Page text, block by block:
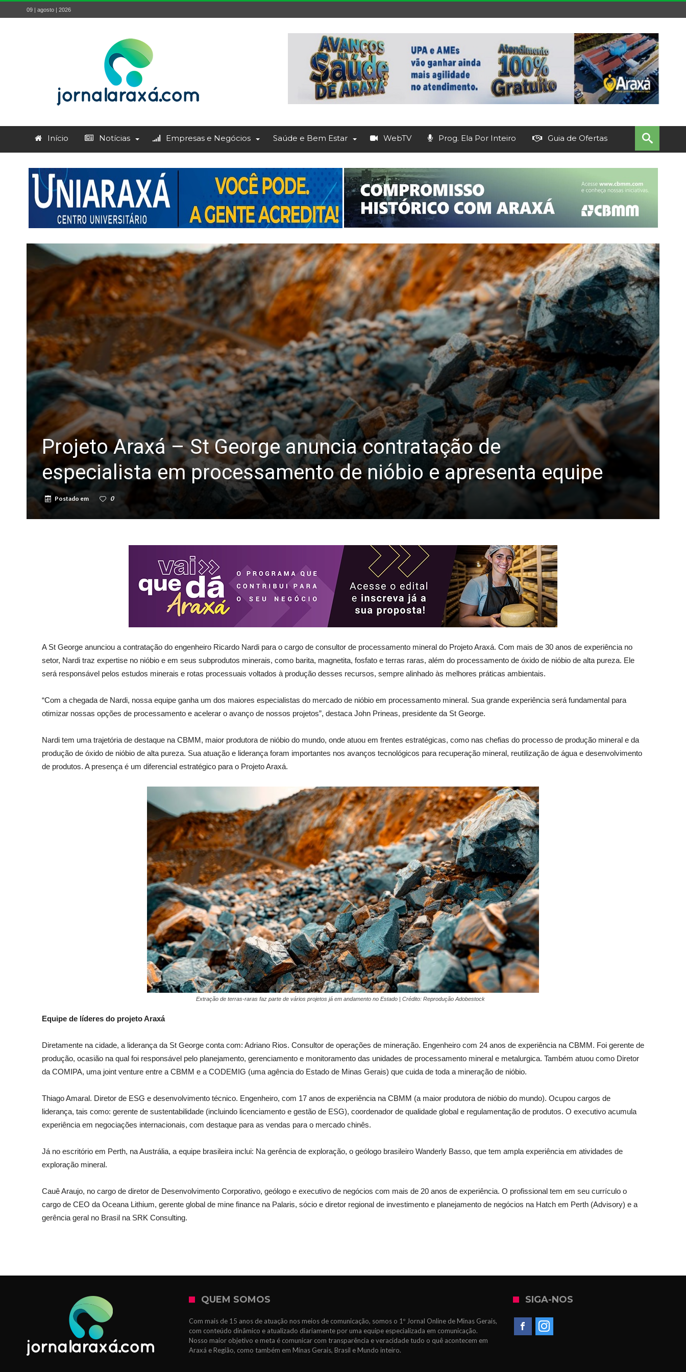
09 | agosto | 2026
Início Notícias Empresas e Negócios Saúde e Bem Estar WebTV Prog. Ela Por Inteiro Guia de Ofertas
Projeto Araxá – St George anuncia contratação de
especialista em processamento de nióbio e apresenta equipe
Postado em 0
A St George anunciou a contratação do engenheiro Ricardo Nardi para o cargo de consultor de processamento mineral do Projeto Araxá. Com mais de 30 anos de experiência no
setor, Nardi traz expertise no nióbio e em seus subprodutos minerais, como barita, magnetita, fosfato e terras raras, além do processamento de óxido de nióbio de alta pureza. Ele
será responsável pelos estudos minerais e rotas processuais voltados à produção desses recursos, sempre alinhado às melhores práticas ambientais.
“Com a chegada de Nardi, nossa equipe ganha um dos maiores especialistas do mercado de nióbio em processamento mineral. Sua grande experiência será fundamental para
otimizar nossas opções de processamento e acelerar o avanço de nossos projetos”, destaca John Prineas, presidente da St George.
Nardi tem uma trajetória de destaque na CBMM, maior produtora de nióbio do mundo, onde atuou em frentes estratégicas, como nas chefias do processo de produção mineral e da
produção de óxido de nióbio de alta pureza. Sua atuação e liderança foram importantes nos avanços tecnológicos para recuperação mineral, reutilização de água e desenvolvimento
de produtos. A presença é um diferencial estratégico para o Projeto Araxá.
Extração de terras-raras faz parte de vários projetos já em andamento no Estado | Crédito: Reprodução Adobestock
Equipe de líderes do projeto Araxá
Diretamente na cidade, a liderança da St George conta com: Adriano Rios. Consultor de operações de mineração. Engenheiro com 24 anos de experiência na CBMM. Foi gerente de
produção, ocasião na qual foi responsável pelo planejamento, gerenciamento e monitoramento das unidades de processamento mineral e metalurgica. Também atuou como Diretor
da COMIPA, uma joint venture entre a CBMM e a CODEMIG (uma agência do Estado de Minas Gerais) que cuida de toda a mineração de nióbio.
Thiago Amaral. Diretor de ESG e desenvolvimento técnico. Engenheiro, com 17 anos de experiência na CBMM (a maior produtora de nióbio do mundo). Ocupou cargos de
liderança, tais como: gerente de sustentabilidade (incluindo licenciamento e gestão de ESG), coordenador de qualidade global e regulamentação de produtos. O executivo acumula
experiência em negociações internacionais, com destaque para as vendas para o mercado chinês.
Já no escritório em Perth, na Austrália, a equipe brasileira inclui: Na gerência de exploração, o geólogo brasileiro Wanderly Basso, que tem ampla experiência em atividades de
exploração mineral.
Cauê Araujo, no cargo de diretor de Desenvolvimento Corporativo, geólogo e executivo de negócios com mais de 20 anos de experiência. O profissional tem em seu currículo o
cargo de CEO da Oceana Lithium, gerente global de mine finance na Palaris, sócio e diretor regional de investimento e planejamento de negócios na Hatch em Perth (Advisory) e a
gerência geral no Brasil na SRK Consulting.
QUEM SOMOS
Com mais de 15 anos de atuação nos meios de comunicação, somos o 1º Jornal Online de Minas Gerais,
com conteúdo dinâmico e atualizado diariamente por uma equipe especializada em comunicação.
Nosso maior objetivo e meta é comunicar com transparência e veracidade tudo o quê acontecem em
Araxá e Região, como também em Minas Gerais, Brasil e Mundo inteiro.
SIGA-NOS